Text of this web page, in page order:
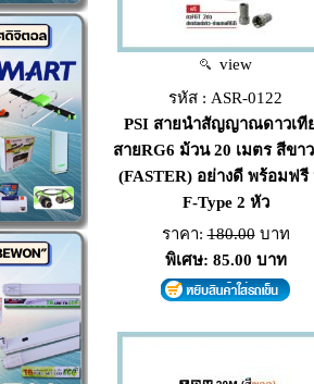
view
รหัส : ASR-0122
PSI สายนำสัญญาณดาวเที
สายRG6 ม้วน 20 เมตร สีขา
(FASTER) อย่างดี พร้อมฟรี
F-Type 2 หัว
ราคา:180.00บาท
พิเศษ: 85.00 บาท